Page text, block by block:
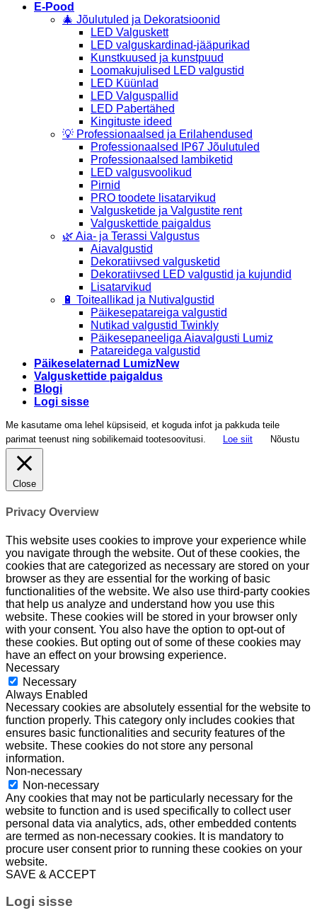
E-Pood
🎄 Jõulutuled ja Dekoratsioonid
LED Valguskett
LED valguskardinad-jääpurikad
Kunstkuused ja kunstpuud
Loomakujulised LED valgustid
LED Küünlad
LED Valguspallid
LED Pabertähed
Kingituste ideed
💡 Professionaalsed ja Erilahendused
Professionaalsed IP67 Jõulutuled
Professionaalsed lambiketid
LED valgusvoolikud
Pirnid
PRO toodete lisatarvikud
Valgusketide ja Valgustite rent
Valguskettide paigaldus
🌿 Aia- ja Terassi Valgustus
Aiavalgustid
Dekoratiivsed valgusketid
Dekoratiivsed LED valgustid ja kujundid
Lisatarvikud
🔋 Toiteallikad ja Nutivalgustid
Päikesepatareiga valgustid
Nutikad valgustid Twinkly
Päikesepaneeliga Aiavalgusti Lumiz
Patareidega valgustid
Päikeselaternad Lumiz
Valguskettide paigaldus
Blogi
Logi sisse
Me kasutame oma lehel küpsiseid, et koguda infot ja pakkuda teile
parimat teenust ning sobilikemaid tootesoovitusi.
Loe siit Nõustu
Close
Privacy Overview
This website uses cookies to improve your experience while
you navigate through the website. Out of these cookies, the
cookies that are categorized as necessary are stored on your
browser as they are essential for the working of basic
functionalities of the website. We also use third-party cookies
that help us analyze and understand how you use this
website. These cookies will be stored in your browser only
with your consent. You also have the option to opt-out of
these cookies. But opting out of some of these cookies may
have an effect on your browsing experience.
Necessary
Necessary
Always Enabled
Necessary cookies are absolutely essential for the website to
function properly. This category only includes cookies that
ensures basic functionalities and security features of the
website. These cookies do not store any personal
information.
Non-necessary
Non-necessary
Any cookies that may not be particularly necessary for the
website to function and is used specifically to collect user
personal data via analytics, ads, other embedded contents
are termed as non-necessary cookies. It is mandatory to
procure user consent prior to running these cookies on your
website.
SAVE & ACCEPT
Logi sisse